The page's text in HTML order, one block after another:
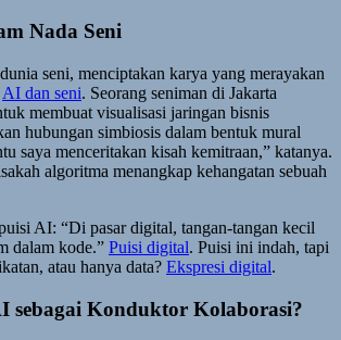
Nada Seni
seni, menciptakan karya yang merayakan
AI dan seni. Seorang seniman di Jakarta
membuat visualisasi jaringan bisnis
hubungan simbiosis dalam bentuk mural
saya menceritakan kisah kemitraan,” katanya.
algoritma menangkap kehangatan sebuah
AI: “Di pasar digital, tangan-tangan kecil
dalam kode.” Puisi digital. Puisi ini indah, tapi
atau hanya data? Ekspresi digital.
sebagai Konduktor Kolaborasi?